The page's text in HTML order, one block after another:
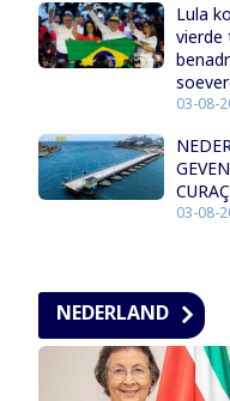
Lula
vierde
03-08-
03-08-
NEDERLAND